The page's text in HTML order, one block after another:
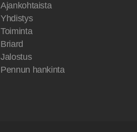
Ajankohtaista
Yhdistys
Toiminta
Briard
Jalostus
Pennun hankinta